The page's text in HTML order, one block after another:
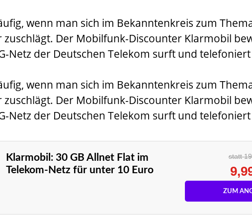
wenn man sich im Bekanntenkreis zum
Der Mobilfunk-Discounter Klarmobil
Netz der Deutschen Telekom surft und
wenn man sich im Bekanntenkreis zum
Der Mobilfunk-Discounter Klarmobil
Netz der Deutschen Telekom surft und
Klarmobil: 30 GB Allnet Flat im
Telekom-Netz für unter 10 Euro
statt
ZUM